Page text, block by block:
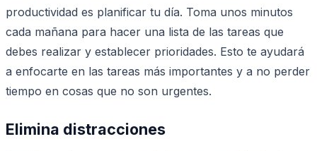
productividad es planificar tu día. Toma unos minutos
cada mañana para hacer una lista de las tareas que
debes realizar y establecer prioridades. Esto te ayudará
a enfocarte en las tareas más importantes y a no perder
tiempo en cosas que no son urgentes.
Elimina distracciones